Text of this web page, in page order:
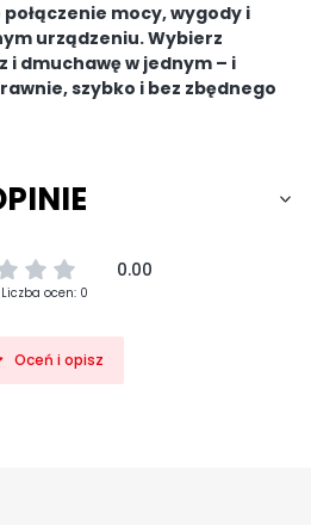
mocy, wygody i
urządzeniu. Wybierz
i dmuchawę w jednym – i
szybko i bez zbędnego
0.00
Liczba ocen: 0
Oceń i opisz